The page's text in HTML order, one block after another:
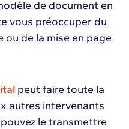
de document en
vous préoccuper du
de la mise en page
peut faire toute la
autres intervenants
le transmettre